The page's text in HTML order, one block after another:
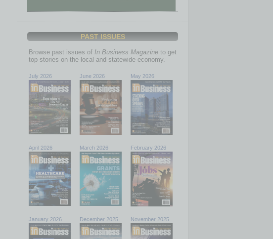
PAST ISSUES
Browse past issues of In Business Magazine to get
top stories on the local and statewide economy.
July 2026 June 2026 May 2026
April 2026 March 2026 February 2026
January 2026 December 2025 November 2025